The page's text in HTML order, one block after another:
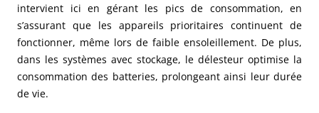
intervient ici en gérant les pics de consommation, en
s’assurant que les appareils prioritaires continuent de
fonctionner, même lors de faible ensoleillement. De plus,
dans les systèmes avec stockage, le délesteur optimise la
consommation des batteries, prolongeant ainsi leur durée
de vie.